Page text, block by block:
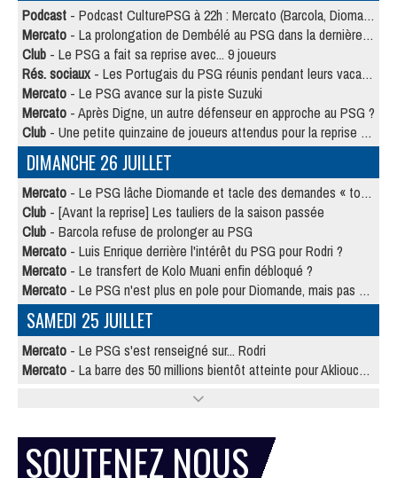
Podcast - Podcast CulturePSG à 22h : Mercato (Barcola, Diomande, etc)
Mercato - La prolongation de Dembélé au PSG dans la dernière ligne droite
Club - Le PSG a fait sa reprise avec... 9 joueurs
Rés. sociaux - Les Portugais du PSG réunis pendant leurs vacances
Mercato - Le PSG avance sur la piste Suzuki
Mercato - Après Digne, un autre défenseur en approche au PSG ?
Club - Une petite quinzaine de joueurs attendus pour la reprise de l'entraînement du PSG
DIMANCHE 26 JUILLET
Mercato - Le PSG lâche Diomande et tacle des demandes « totalement disproportionnés »
Club - [Avant la reprise] Les tauliers de la saison passée
Club - Barcola refuse de prolonger au PSG
Mercato - Luis Enrique derrière l'intérêt du PSG pour Rodri ?
Mercato - Le transfert de Kolo Muani enfin débloqué ?
Mercato - Le PSG n'est plus en pole pour Diomande, mais pas hors-jeu
SAMEDI 25 JUILLET
Mercato - Le PSG s'est renseigné sur... Rodri
Mercato - La barre des 50 millions bientôt atteinte pour Akliouche ?
SOUTENEZ NOUS